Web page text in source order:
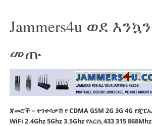
Jammers4u ወደ
መጡ
ጃመሮች – ተንቀሳቃሽ የ CDMA GSM 2G 3G 4G
WiFi 2.4Ghz 5Ghz 3.5Ghz የአርሲ 433 315 868Mhz